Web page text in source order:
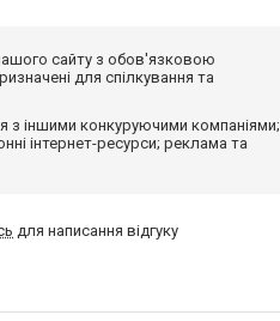
сайту з обов'язковою
для спілкування та
з іншими конкуруючими компаніями;
інтернет-ресурси; реклама та
для написання відгуку